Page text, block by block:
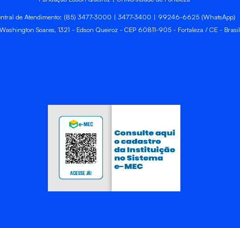
de Atendimento: (85) 3477-3000 | 3477-3400 | 99246-6625 (WhatsApp)
Soares, 1321 - Edson Queiroz - CEP 60811-905 - Fortaleza / CE - Brasil